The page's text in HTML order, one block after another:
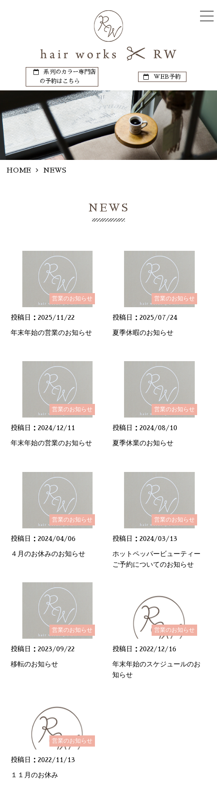
系列のカラー専門店
の予約はこちら
WEB予約
HOME NEWS
NEWS
営業のお知らせ
投稿日：2025/11/22
年末年始の営業のお知らせ
営業のお知らせ
投稿日：2025/07/24
夏季休暇のお知らせ
営業のお知らせ
投稿日：2024/12/11
年末年始の営業のお知らせ
営業のお知らせ
投稿日：2024/08/10
夏季休業のお知らせ
営業のお知らせ
投稿日：2024/04/06
４月のお休みのお知らせ
営業のお知らせ
投稿日：2024/03/13
ホットペッパービューティー
ご予約についてのお知らせ
営業のお知らせ
投稿日：2023/09/22
移転のお知らせ
営業のお知らせ
投稿日：2022/12/16
年末年始のスケジュールのお
知らせ
営業のお知らせ
投稿日：2022/11/13
１１月のお休み